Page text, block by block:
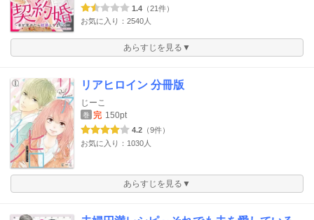
1.4 （21件）
お気に入り：2540人
あらすじを見る▼
リアヒロイン 分冊版
じーこ
巻 完 150pt
4.2 （9件）
お気に入り：1030人
あらすじを見る▼